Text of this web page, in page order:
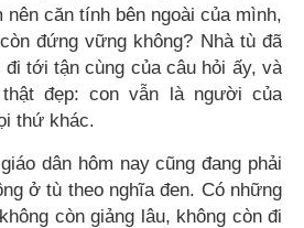
căn tính bên ngoài của mình,
đứng vững không? Nhà tù đã
tới tận cùng của câu hỏi ấy, và
đẹp: con vẫn là người của
thứ khác.
dân hôm nay cũng đang phải
ở tù theo nghĩa đen. Có những
còn giảng lâu, không còn đi